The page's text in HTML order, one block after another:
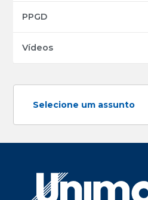
PPGD
Vídeos
Selecione um assunto